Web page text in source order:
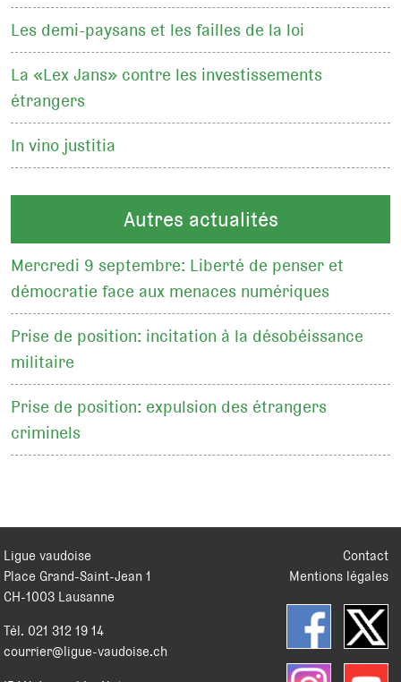
Les demi-paysans et les failles de la loi
La «Lex Jans» contre les investissements
étrangers
In vino justitia
Autres actualités
Mercredi 9 septembre: Liberté de penser et
démocratie face aux menaces numériques
Prise de position: incitation à la désobéissance
militaire
Prise de position: expulsion des étrangers
criminels
Contact
Mentions légales
Ligue vaudoise
Place Grand-Saint-Jean 1
CH-1003 Lausanne
Tél. 021 312 19 14
courrier@ligue-vaudoise.ch